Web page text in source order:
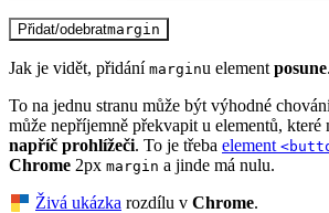
Přidat/odebratmargin
Jak je vidět, přidání marginu element posune.
To na jednu stranu může být výhodné
může nepříjemně překvapit u elementů, které
napříč prohlížeči. To je třeba element
Chrome 2px margin a jinde má nulu.
Živá ukázka rozdílu v Chrome.